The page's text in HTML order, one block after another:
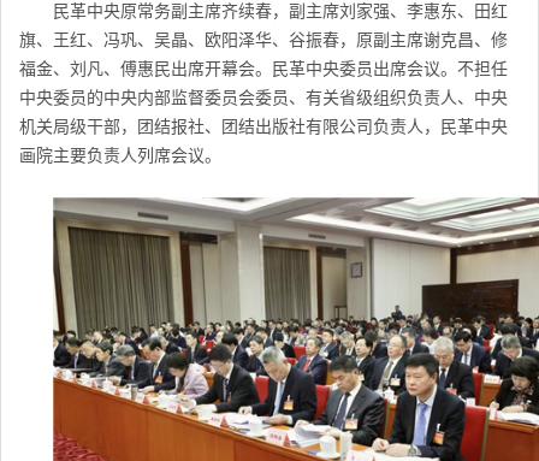
民革中央原常务副主席齐续春，副主席刘家强、李惠东、田红
旗、王红、冯巩、吴晶、欧阳泽华、谷振春，原副主席谢克昌、修
福金、刘凡、傅惠民出席开幕会。民革中央委员出席会议。不担任
中央委员的中央内部监督委员会委员、有关省级组织负责人、中央
机关局级干部，团结报社、团结出版社有限公司负责人，民革中央
画院主要负责人列席会议。